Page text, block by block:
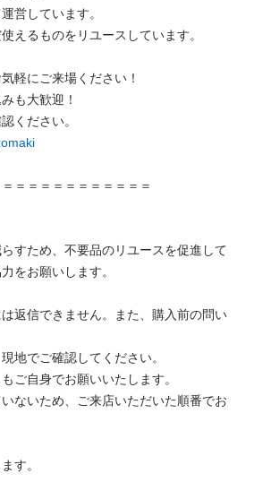
営しています。
えるものをリユースしています。
軽にご来場ください！
も大歓迎！
＝＝＝＝＝＝＝＝＝＝＝
すため、不要品のリユースを促進して
をお願いします。
返信できません。また、購入前の問い
地でご確認してください。
ご自身でお願いいたします。
ないため、ご来店いただいた順番でお
す。